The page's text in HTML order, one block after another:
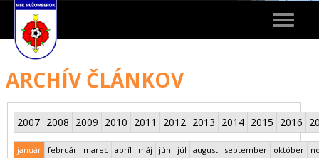
Toggle
ARCHÍV ČLÁNKOV
2007 2008 2009 2010 2011 2012 2013 2014 2015 2016
január február marec apríl máj jún júl august september október